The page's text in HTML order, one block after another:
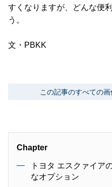
すくなりますが、どんな便
う。
文・PBKK
この記事のすべての画
Chapter
トヨタ エスクァイア
なオプション